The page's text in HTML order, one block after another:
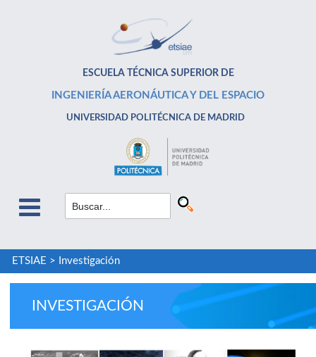
ESCUELA TÉCNICA SUPERIOR DE
INGENIERÍA AERONÁUTICA Y DEL ESPACIO
UNIVERSIDAD POLITÉCNICA DE MADRID
ETSIAE > Investigación
INVESTIGACIÓN